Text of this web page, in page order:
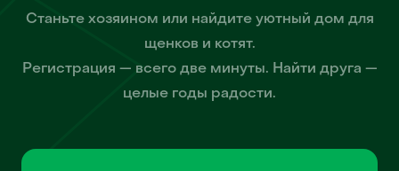
Станьте хозяином или найдите уютный дом для
щенков и котят.
Регистрация — всего две минуты. Найти друга —
целые годы радости.